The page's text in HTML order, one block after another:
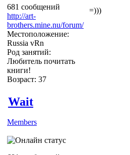
681 сообщений
http://art-
brothers.mine.nu/forum/
Местоположение:
Russia vRn
Род занятий:
Любитель почитать
книги!
Возраст: 37
=)))
Wait
Members